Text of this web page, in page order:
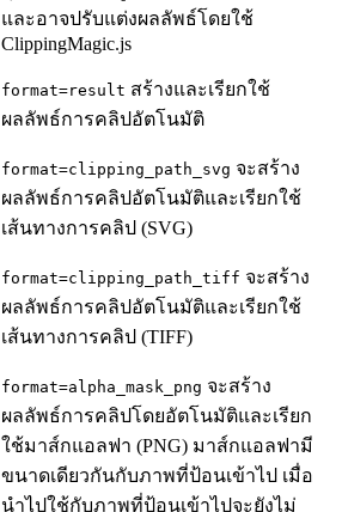
และอาจปรับแต่งผลลัพธ์โดยใช้
ClippingMagic.js
format=result สร้างและเรียกใช้
ผลลัพธ์การคลิปอัตโนมัติ
format=clipping_path_svg จะสร้าง
ผลลัพธ์การคลิปอัตโนมัติและเรียกใช้
เส้นทางการคลิป (SVG)
format=clipping_path_tiff จะสร้าง
ผลลัพธ์การคลิปอัตโนมัติและเรียกใช้
เส้นทางการคลิป (TIFF)
format=alpha_mask_png จะสร้าง
ผลลัพธ์การคลิปโดยอัตโนมัติและเรียก
ใช้มาส์กแอลฟา (PNG) มาส์กแอลฟามี
ขนาดเดียวกันกับภาพที่ป้อนเข้าไป เมื่อ
นำไปใช้กับภาพที่ป้อนเข้าไปจะยังไม่